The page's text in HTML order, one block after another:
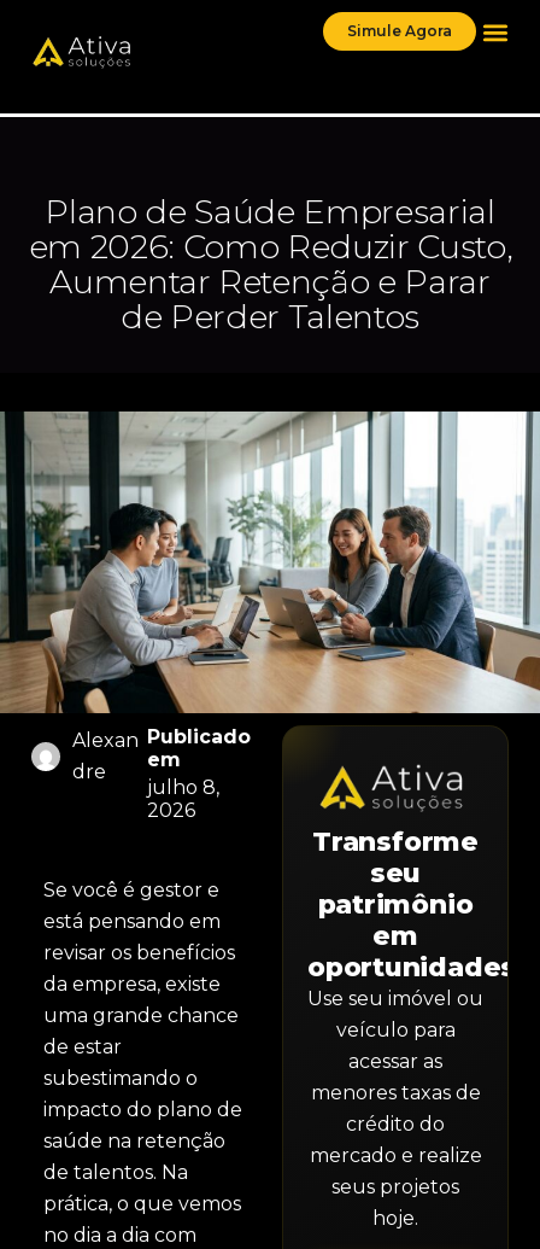
Simule Agora
Plano de Saúde Empresarial
em 2026: Como Reduzir Custo,
Aumentar Retenção e Parar
de Perder Talentos
Alexan
dre
Publicado
em
julho 8,
2026
Se você é gestor e
está pensando em
revisar os benefícios
da empresa, existe
uma grande chance
de estar
subestimando o
impacto do plano de
saúde na retenção
de talentos. Na
prática, o que vemos
no dia a dia com
Transforme
seu
patrimônio
em
oportunidades.
Use seu imóvel ou
veículo para
acessar as
menores taxas de
crédito do
mercado e realize
seus projetos
hoje.